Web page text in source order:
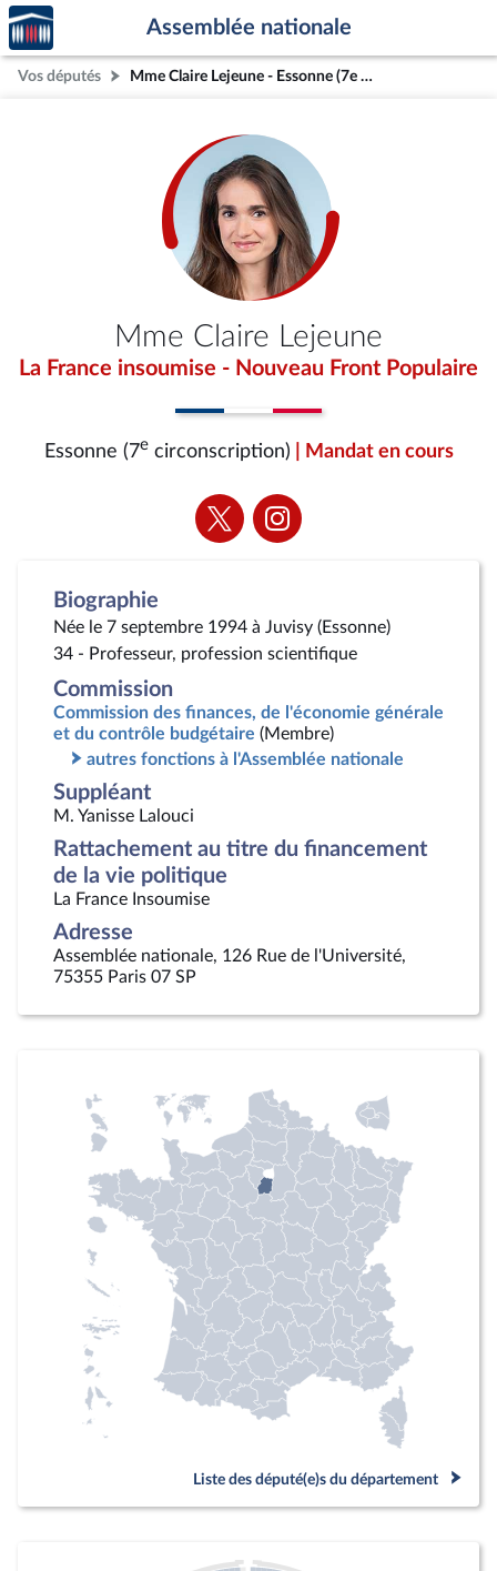
Aller au contenu
Aller en bas de la page
Accèder
à la
page
d'accueil
Assemblée nationale
Vos députés Mme Claire Lejeune - Essonne (7e circonscription)
Mme Claire Lejeune
La France insoumise - Nouveau Front Populaire
Essonne (7ecirconscription) | Mandat en cours
Voir
la
Voir
la
Biographie
Née le 7 septembre 1994 à Juvisy (Essonne)
34 - Professeur, profession scientifique
Commission
Commission des finances, de l'économie générale
et du contrôle budgétaire (Membre)
autres fonctions à l'Assemblée nationale
Suppléant
M. Yanisse Lalouci
Rattachement au titre du financement
de la vie politique
La France Insoumise
Adresse
Assemblée nationale, 126 Rue de l'Université,
75355 Paris 07 SP
Liste des député(e)s du département